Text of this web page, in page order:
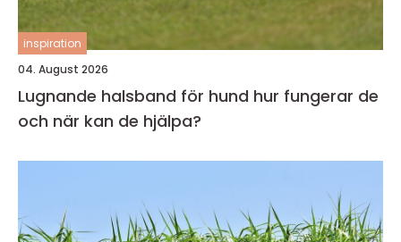
inspiration
04. August 2026
Lugnande halsband för hund hur fungerar de
och när kan de hjälpa?